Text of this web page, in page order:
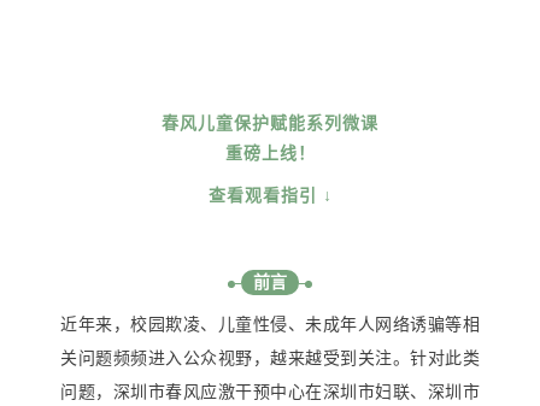
春风儿童保护赋能系列微课
重磅上线！
查看观看指引 ↓
前言
近年来，校园欺凌、儿童性侵、未成年人网络诱骗等相
关问题频频进入公众视野，越来越受到关注。针对此类
问题，深圳市春风应激干预中心在深圳市妇联、深圳市